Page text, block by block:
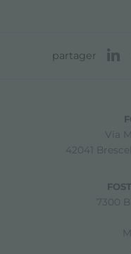
partager
Via
42041
7300